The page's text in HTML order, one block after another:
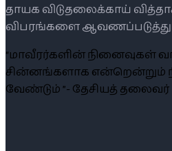
தாயக விடுதலைக்காய்
விபரங்களை
“மாவீரர்களின் நினைவுகள்
சின்னங்களாக என்றென்றும்
வேண்டும் ”- தேசியத் தலைவர்